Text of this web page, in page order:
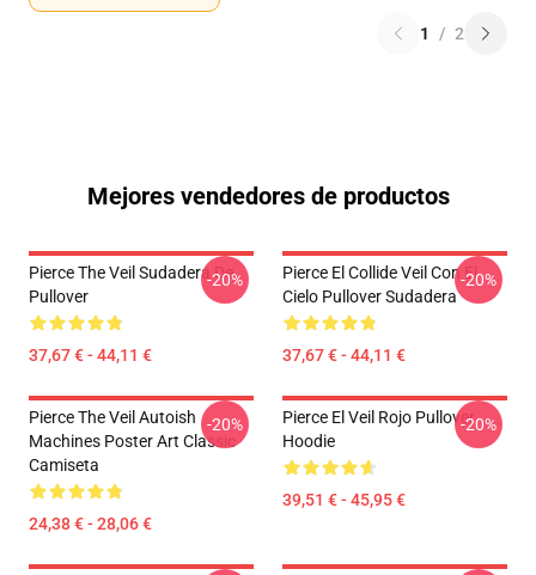
1 / 2
Mejores vendedores de productos
Pierce The Veil Sudadera De
Pullover
37,67 € - 44,11 €
-20%
Pierce El Collide Veil Con El
Cielo Pullover Sudadera
37,67 € - 44,11 €
-20%
Pierce The Veil Autoish
Machines Poster Art Classic
Camiseta
24,38 € - 28,06 €
-20%
Pierce El Veil Rojo Pullover
Hoodie
39,51 € - 45,95 €
-20%